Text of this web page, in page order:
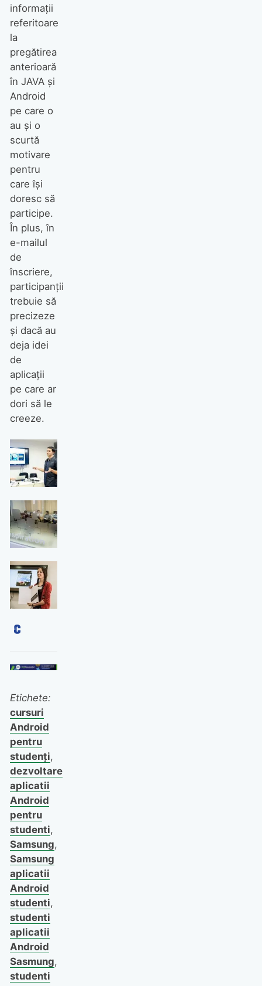
informații
referitoare
la
pregătirea
anterioară
în JAVA și
Android
pe care o
au și o
scurtă
motivare
pentru
care își
doresc să
participe.
În plus, în
e-mailul
de
înscriere,
participanții
trebuie să
precizeze
și dacă au
deja idei
de
aplicații
pe care ar
dori să le
creeze.
Etichete:
cursuri
Android
pentru
studenți,
dezvoltare
aplicatii
Android
pentru
studenti,
Samsung,
Samsung
aplicatii
Android
studenti,
studenti
aplicatii
Android
Sasmung,
studenti